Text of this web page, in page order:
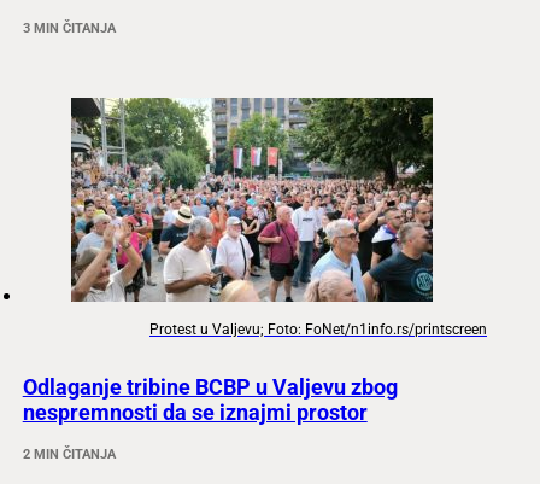
3 MIN ČITANJA
Protest u Valjevu; Foto: FoNet/n1info.rs/printscreen
Odlaganje tribine BCBP u Valjevu zbog
nespremnosti da se iznajmi prostor
2 MIN ČITANJA